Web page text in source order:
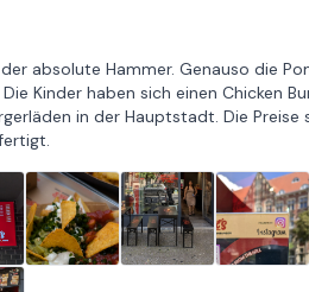
absolute Hammer. Genauso die
Kinder haben sich einen Chicken
in der Hauptstadt. Die